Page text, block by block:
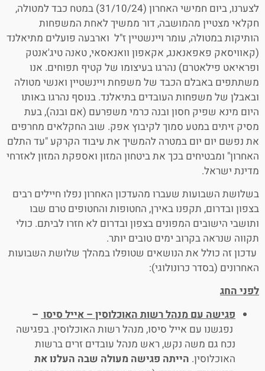
לצערנו, ביום חמישי האחרון (31/10/24) במטח כבד למטולה,
חקלאי מצטיין מהמושבה, דור ממשיך לאחת המשפחות
הותיקות במטולה, עומר ויינשטיין ז"ל וארבעה פועלים מתיאלנד
(קאוויסאק פאפאנאנג, אקאפון וואנאסאי, טאנה טיג'אנטק
ופראיאט פילאטרם) נהרגו בעיצומו של קטיף תפוחים. אנו
משתתפים באבלם הכבד של משפחת ויינשטיין ואנשי מטולה
ובאבלן של משפחות העובדים בתיאלנד. בנוסף נהרגו באותו
היום מינא שפיק חסון ובנה כרמי משפרעם (אם ובנה), בעת
מסיק זיתים במטע סמוך לקיבוץ אפק. שוב החקלאים מחרפים
את נפשם יום יום במטרה להמשיך את עיבוד הקרקע "עד התלם
האחרון" ומבטיחים בכך את ביטחון המזון ואספקת המזון לאזרחי
מדינת ישראל.
בשלושת השבועות שעברו מהעדכון האחרון נפלו חיילים רבים
בצפון ובדרום, תקפנו באירן, החטופות והחטופים טרם שבו
ותושבי הישובים המפונים בצפון ובדרום לא חזרו לביתם. כולי
תקווה שנראה בקרוב ימים טובים יותר.
עדכון זה כולל את הנושאים שטופלו במהלך שלושת השבועות
האחרונים (בסדר כרונולוגי):
לפני החג
פגישה עם מנהל רשות האוכלוסין – אייל סיסו –
נפגשנו עם אייל סיסו, מנהל רשות האוכלוסין. בפגישה
נכח גם משה נקש, ראש מנהל עובדים זרים ברשות
האוכלוסין. הייתה פגישה מעולה שבה העלנו את